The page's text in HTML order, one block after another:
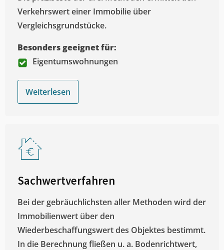
Verkehrswert einer Immobilie über
Vergleichsgrundstücke.
Besonders geeignet für:
Eigentumswohnungen
Weiterlesen
Sachwertverfahren
Bei der gebräuchlichsten aller Methoden wird der
Immobilienwert über den
Wiederbeschaffungswert des Objektes bestimmt.
In die Berechnung fließen u. a. Bodenrichtwert,